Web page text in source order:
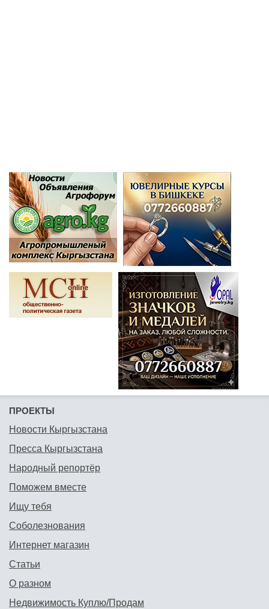
ПРОЕКТЫ
Новости Кыргызстана
Пресса Кыргызстана
Народный репортёр
Поможем вместе
Ищу тебя
Соболезнования
Интернет магазин
Статьи
О разном
Недвижимость Куплю/Продам